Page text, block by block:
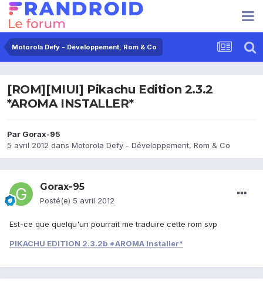
Motorola Defy - Développement, Rom & Co
[ROM][MIUI] Pikachu Edition 2.3.2
*AROMA INSTALLER*
Par Gorax-95
5 avril 2012 dans Motorola Defy - Développement, Rom & Co
Gorax-95
Posté(e) 5 avril 2012
Est-ce que quelqu'un pourrait me traduire cette rom svp
PIKACHU EDITION 2.3.2b *AROMA Installer*